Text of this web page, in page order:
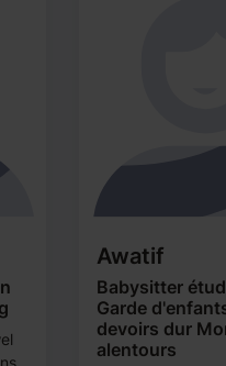
Awatif
Babysitter
Garde
devoirs dur
alentours